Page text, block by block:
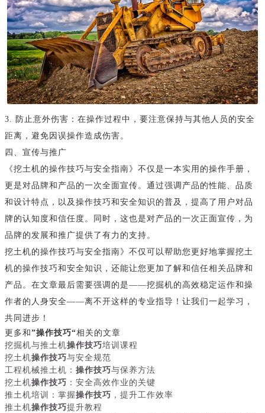
3. 防止意外伤害：在操作过程中，要注意保持与其他人员的安全
距离，避免因误操作造成伤害。
四、宣传与推广
《挖土机的操作技巧与安全指南》不仅是一本实用的操作手册，
更是对品牌和产品的一次全面宣传。通过强调产品的性能、品质
和设计特点，以及操作技巧和安全知识的普及，提高了用户对品
牌的认知度和信任度。同时，这也是对产品的一次正面宣传，为
品牌的发展和推广提供了有力的支持。
挖土机的操作技巧与安全指南》不仅可以帮助您更好地掌握挖土
机的操作技巧和安全知识，还能让您更加了解和信任相关品牌和
产品。在文章最后需要强调的是——挖掘机的高效稳定运作和操
作者的人身安全——离不开这样的专业指导！让我们一起学习，
共同进步！
更多和 ”操作技巧“相关的文章
挖掘机与推土机操作技巧培训课程
挖土机操作技巧与安全规范
工程机械推土机： 操作技巧与保养方法
挖土机操作技巧 ：安全高效作业的关键
推土机培训：掌握操作技巧 ，提升工作效率
推土机操作技巧提升教程